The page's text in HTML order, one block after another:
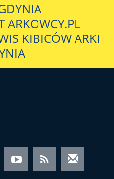
ARKOWCY.PL
KIBICÓW ARKI